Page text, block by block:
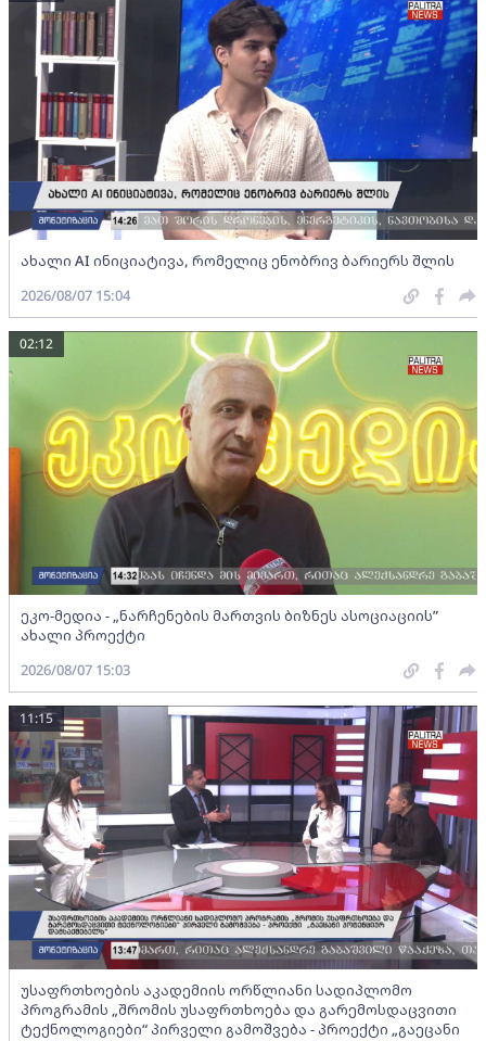
ახალი AI ინიციატივა, რომელიც ენობრივ ბარიერს შლის
2026/08/07 15:04
ეკო-მედია - „ნარჩენების მართვის ბიზნეს ასოციაციის”
ახალი პროექტი
02:12
2026/08/07 15:03
უსაფრთხოების აკადემიის ორწლიანი სადიპლომო
პროგრამის „შრომის უსაფრთხოება და გარემოსდაცვითი
ტექნოლოგიები“ პირველი გამოშვება - პროექტი „გაეცანი
11:15